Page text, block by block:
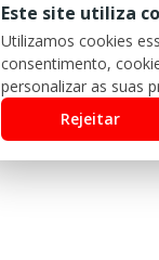
Este site utiliza
Utilizamos cookies
consentimento,
personalizar as suas
Rejeitar